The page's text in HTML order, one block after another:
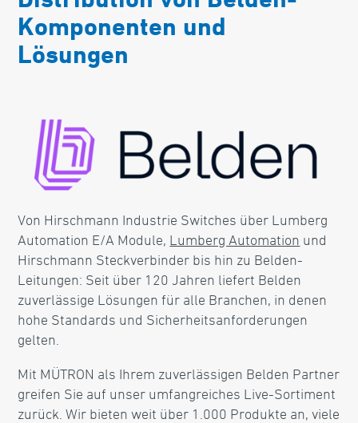
Komponenten und
Lösungen
Von Hirschmann Industrie Switches über Lumberg
Automation E/A Module, Lumberg Automation und
Hirschmann Steckverbinder bis hin zu Belden-
Leitungen: Seit über 120 Jahren liefert Belden
zuverlässige Lösungen für alle Branchen, in denen
hohe Standards und Sicherheitsanforderungen
gelten.
Mit MÜTRON als Ihrem zuverlässigen Belden Partner
greifen Sie auf unser umfangreiches Live-Sortiment
zurück. Wir bieten weit über 1.000 Produkte an, viele